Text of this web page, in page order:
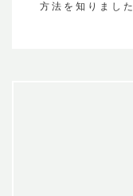
方法を知りました